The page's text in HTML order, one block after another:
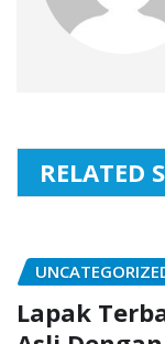
RELATED
Lapak